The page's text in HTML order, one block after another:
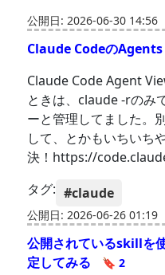
公開日: 2026-06-30 14:56
Claude Codeの
Claude Code Agent
ときは、claude -rのみ
ーと管理してました。
して、とかもいちいち
決！https://
タグ: #claude
公開日: 2026-06-26 01:19
公開されているskillを
定してみる
🔖 2